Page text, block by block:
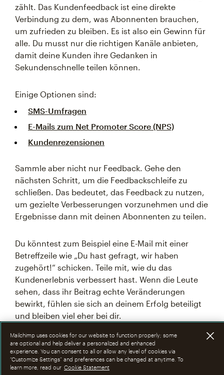
zählt. Das Kundenfeedback ist eine direkte
Verbindung zu dem, was Abonnenten brauchen,
um zufrieden zu bleiben. Es ist also ein Gewinn für
alle. Du musst nur die richtigen Kanäle anbieten,
damit deine Kunden ihre Gedanken in
Sekundenschnelle teilen können.
Einige Optionen sind:
SMS-Umfragen
E-Mails zum Net Promoter Score (NPS)
Kundenrezensionen
Sammle aber nicht nur Feedback. Gehe den
nächsten Schritt, um die Feedbackschleife zu
schließen. Das bedeutet, das Feedback zu nutzen,
um gezielte Verbesserungen vorzunehmen und die
Ergebnisse dann mit deinen Abonnenten zu teilen.
Du könntest zum Beispiel eine E-Mail mit einer
Betreffzeile wie „Du hast gefragt, wir haben
zugehört!“ schicken. Teile mit, wie du das
Kundenerlebnis verbessert hast. Wenn die Leute
sehen, dass ihr Beitrag echte Veränderungen
bewirkt, fühlen sie sich an deinem Erfolg beteiligt
und bleiben viel eher bei dir.
Mailchimp uses cookies for our website to function properly; some
are optional and help deliver a personalized and enhanced
experience. You can consent to all or allow any level of cookies via
“Customize Settings” and preferences can be changed at anytime. To
learn more, read our Cookie Statement